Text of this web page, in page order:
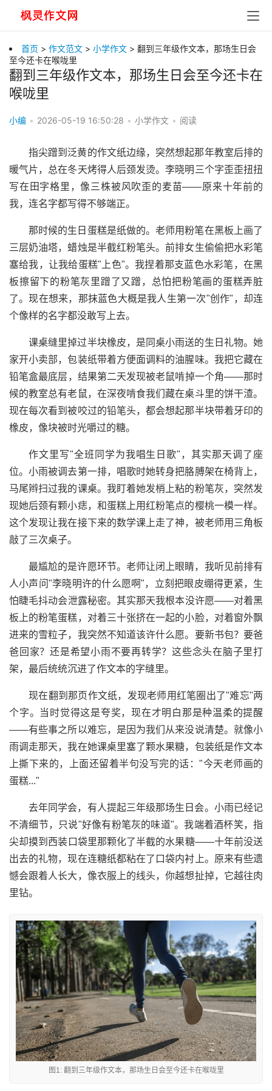
首页 > 作文范文 > 小学作文 > 翻到三年级作文本，那场生日会
至今还卡在喉咙里
翻到三年级作文本，那场生日会至今还卡在
喉咙里
小编 • 2026-05-19 16:50:28 • 小学作文 • 阅读
指尖蹭到泛黄的作文纸边缘，突然想起那年教室后排的
暖气片，总在冬天烤得人后颈发烫。李晓明三个字歪歪扭扭
写在田字格里，像三株被风吹歪的麦苗——原来十年前的
我，连名字都写得不够端正。
那时候的生日蛋糕是纸做的。老师用粉笔在黑板上画了
三层奶油塔，蜡烛是半截红粉笔头。前排女生偷偷把水彩笔
塞给我，让我给蛋糕"上色"。我捏着那支蓝色水彩笔，在黑
板擦留下的粉笔灰里蹭了又蹭，总怕把粉笔画的蛋糕弄脏
了。现在想来，那抹蓝色大概是我人生第一次"创作"，却连
个像样的名字都没敢写上去。
课桌缝里掉过半块橡皮，是同桌小雨送的生日礼物。她
家开小卖部，包装纸带着方便面调料的油腥味。我把它藏在
铅笔盒最底层，结果第二天发现被老鼠啃掉一个角——那时
候的教室总有老鼠，在深夜啃食我们藏在桌斗里的饼干渣。
现在每次看到被咬过的铅笔头，都会想起那半块带着牙印的
橡皮，像块被时光嚼过的糖。
作文里写"全班同学为我唱生日歌"，其实那天调了座
位。小雨被调去第一排，唱歌时她转身把胳膊架在椅背上，
马尾辫扫过我的课桌。我盯着她发梢上粘的粉笔灰，突然发
现她后颈有颗小痣，和蛋糕上用红粉笔点的樱桃一模一样。
这个发现让我在接下来的数学课上走了神，被老师用三角板
敲了三次桌子。
最尴尬的是许愿环节。老师让闭上眼睛，我听见前排有
人小声问"李晓明许的什么愿啊"，立刻把眼皮绷得更紧，生
怕睫毛抖动会泄露秘密。其实那天我根本没许愿——对着黑
板上的粉笔蛋糕，对着三十张挤在一起的小脸，对着窗外飘
进来的雪粒子，我突然不知道该许什么愿。要新书包？要爸
爸回家？还是希望小雨不要再转学？这些念头在脑子里打
架，最后统统沉进了作文本的字缝里。
现在翻到那页作文纸，发现老师用红笔圈出了"难忘"两
个字。当时觉得这是夸奖，现在才明白那是种温柔的提醒
——有些事之所以难忘，是因为我们从来没说清楚。就像小
雨调走那天，我在她课桌里塞了颗水果糖，包装纸是作文本
上撕下来的，上面还留着半句没写完的话："今天老师画的
蛋糕..."
去年同学会，有人提起三年级那场生日会。小雨已经记
不清细节，只说"好像有粉笔灰的味道"。我端着酒杯笑，指
尖却摸到西装口袋里那颗化了半截的水果糖——十年前没送
出去的礼物，现在连糖纸都粘在了口袋内衬上。原来有些遗
憾会跟着人长大，像衣服上的线头，你越想扯掉，它越往肉
里钻。
图1: 翻到三年级作文本，那场生日会至今还卡在喉咙里